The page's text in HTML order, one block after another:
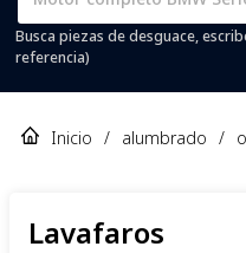
Busca piezas de desguace,
referencia)
Inicio / alumbrado /
Lavafaros